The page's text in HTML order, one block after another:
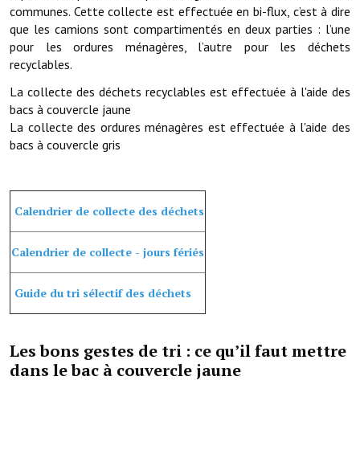
Fêtes et manifestations
Numéros d'urgence
Terrains et maisons à vendre
VOTRE MAIRIE
Le personnel municipal
Note de synthèse financière
Actions et projets
communes. Cette collecte est effectuée en bi-flux, c’est à dire
que les camions sont compartimentés en deux parties : l’une
pour les ordures ménagères, l’autre pour les déchets
recyclables.
La collecte des déchets recyclables est effectuée à l'aide des
bacs à couvercle jaune
La collecte des ordures ménagères est effectuée à l'aide des
bacs à couvercle gris
Calendrier de collecte des déchets
Calendrier de collecte - jours fériés
Guide du tri sélectif des déchets
Les bons gestes de tri : ce qu’il faut mettre
dans le bac à couvercle jaune